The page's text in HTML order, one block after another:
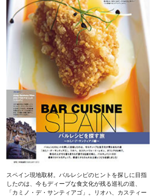
スペイン現地取材。バルレシピのヒントを探しに目指
したのは、今もディープな食文化が残る巡礼の道、
「カミノ・デ・サンティアゴ」。リオハ、カスティー